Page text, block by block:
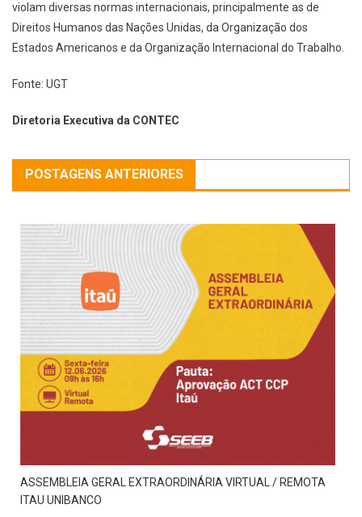
violam diversas normas internacionais, principalmente as de
Direitos Humanos das Nações Unidas, da Organização dos
Estados Americanos e da Organização Internacional do Trabalho.
Fonte: UGT
Diretoria Executiva da CONTEC
POSTAGENS ANTERIORES
ASSEMBLEIA GERAL EXTRAORDINÁRIA VIRTUAL / REMOTA
ITAU UNIBANCO